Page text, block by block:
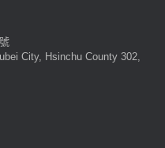
City, Hsinchu County 302,